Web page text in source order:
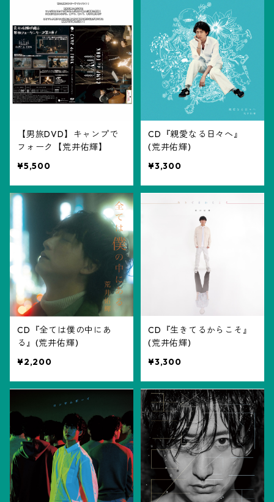
【男旅DVD】キャンプで
フォーク【荒井佑輝】
¥5,500
CD『親愛なる日々へ』
(荒井佑輝)
¥3,300
CD『全ては僕の中にあ
る』(荒井佑輝)
¥2,200
CD『生きてるからこそ』
(荒井佑輝)
¥3,300